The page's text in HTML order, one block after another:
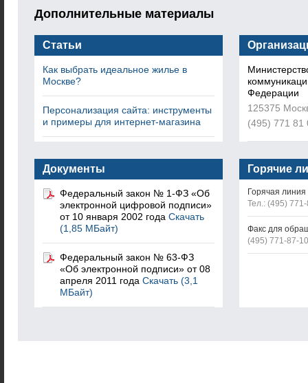
Дополнительные материалы
Статьи
Как выбрать идеальное жилье в
Москве?
Персонализация сайта: инструменты
и примеры для интернет-магазина
Федерации
125375
(495) 771 81
Документы
Федеральный закон № 1-ФЗ «Об
электронной цифровой подписи»
от 10 января 2002 года Скачать
(1,85 МБайт)
Федеральный закон № 63-ФЗ
«Об электронной подписи» от 08
апреля 2011 года Скачать (3,1
МБайт)
Горячие
Горячая
Тел.: (495)
Факс для
(495) 771-87-10